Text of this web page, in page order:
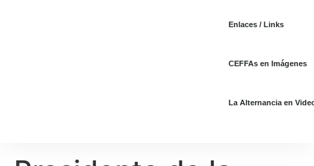
Enlaces / Links
CEFFAs en Imágenes
La Alternancia en